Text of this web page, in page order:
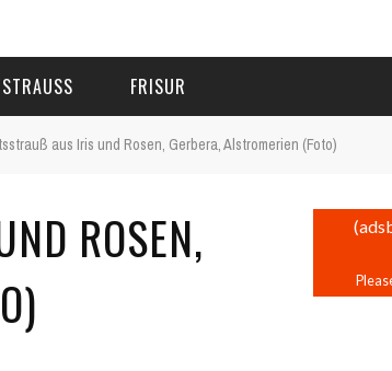
FRISUR
aus Iris und Rosen, Gerbera, Alstromerien (Foto)
ROSEN, G